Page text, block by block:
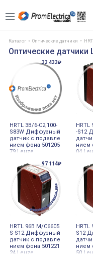
Каталог Оптические датчики
Оптические датчики
33 433₽
HRTL 3B/6-C2,100-
S83W Диффузный
датчик с подавле
нием фона 501205
79 Leuze
HRTL
-S12
нием
04
97 114₽
HRTL 96B M/C6605
S-S12 Диффузный
датчик с подавле
нием фона 501221
24 Leuze
HRTL
S12
нием
50